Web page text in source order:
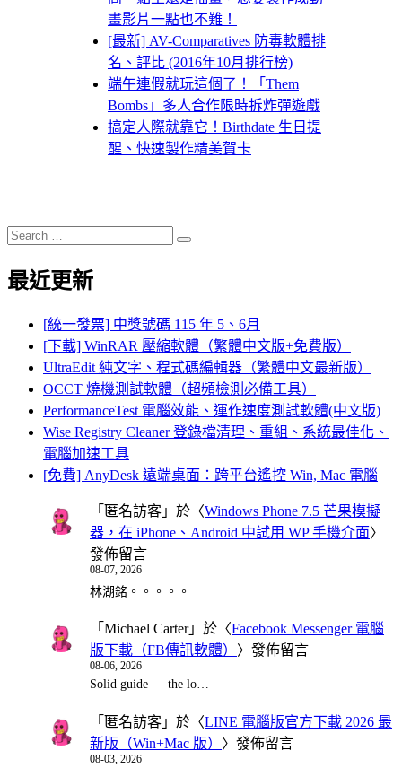
畫影片一點也不難！
[最新] AV-Comparatives 防毒軟體排
名、評比 (2016年10月排行榜)
端午連假就玩這個了！「Them
Bombs」多人合作限時拆炸彈遊戲
搞定人際就靠它！Birthdate 生日提
醒、快速製作精美賀卡
Search
for:
Search
最近更新
[統一發票] 中獎號碼 115 年 5、6月
[下載] WinRAR 壓縮軟體（繁體中文版+免費版）
UltraEdit 純文字、程式碼編輯器（繁體中文最新版）
OCCT 燒機測試軟體（超頻檢測必備工具）
PerformanceTest 電腦效能、運作速度測試軟體(中文版)
Wise Registry Cleaner 登錄檔清理、重組、系統最佳化、
電腦加速工具
[免費] AnyDesk 遠端桌面：跨平台遙控 Win, Mac 電腦
「 匿名訪客 」於〈Windows Phone 7.5 芒果模擬
器，在 iPhone、Android 中試用 WP 手機介面〉
發佈留言
08-07, 2026
林湖銘。。。。。
「 Michael Carter」於〈Facebook Messenger 電腦
版下載（FB傳訊軟體） 〉發佈留言
08-06, 2026
Solid guide — the lo…
「 匿名訪客 」於〈LINE 電腦版官方下載 2026 最
新版（Win+Mac 版） 〉發佈留言
08-03, 2026